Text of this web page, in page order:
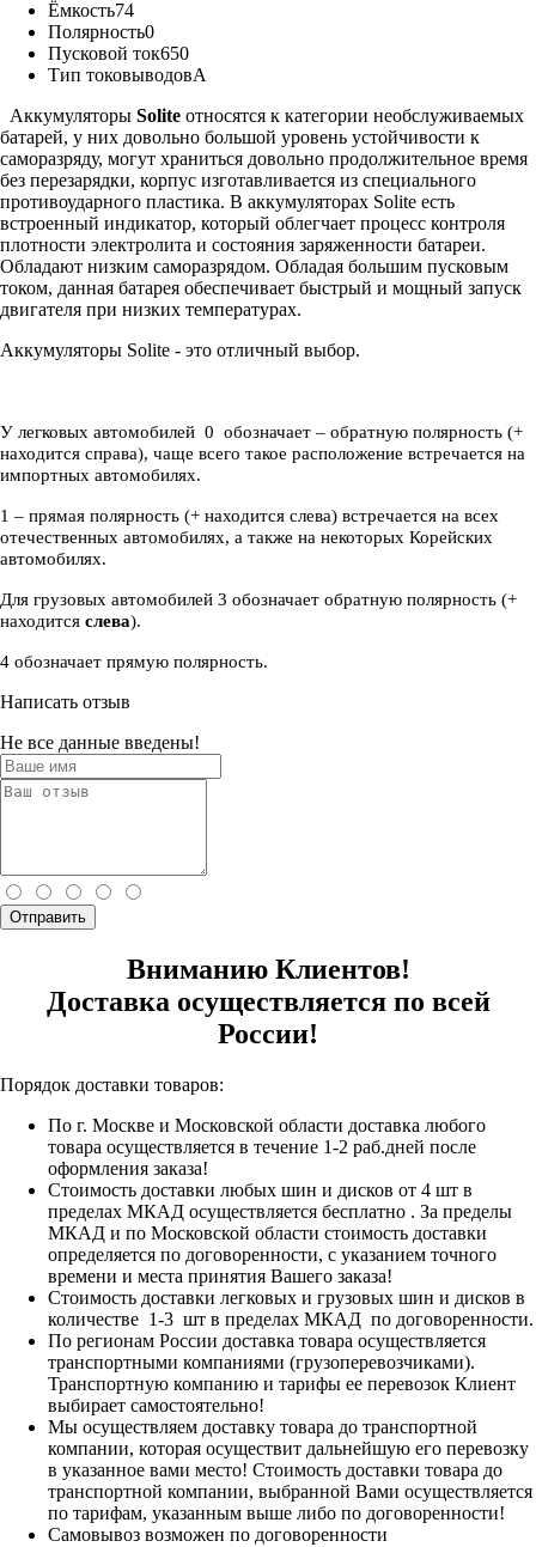
Ёмкость74
Полярность0
Пусковой ток650
Тип токовыводовA
Аккумуляторы Solite относятся к категории необслуживаемых
батарей, у них довольно большой уровень устойчивости к
саморазряду, могут храниться довольно продолжительное время
без перезарядки, корпус изготавливается из специального
противоударного пластика. В аккумуляторах Solite есть
встроенный индикатор, который облегчает процесс контроля
плотности электролита и состояния заряженности батареи.
Обладают низким саморазрядом. Обладая большим пусковым
током, данная батарея обеспечивает быстрый и мощный запуск
двигателя при низких температурах.
Аккумуляторы Solite - это отличный выбор.
У легковых автомобилей 0 обозначает – обратную полярность (+
находится справа), чаще всего такое расположение встречается на
импортных автомобилях.
1 – прямая полярность (+ находится слева) встречается на всех
отечественных автомобилях, а также на некоторых Корейских
автомобилях.
Для грузовых автомобилей 3 обозначает обратную полярность (+
находится слева).
4 обозначает прямую полярность.
Написать отзыв
Не все данные введены!
Отправить
Вниманию Клиентов!
Доставка осуществляется по всей
России!
Порядок доставки товаров:
По г. Москве и Московской области доставка любого
товара осуществляется в течение 1-2 раб.дней после
оформления заказа!
Стоимость доставки любых шин и дисков от 4 шт в
пределах МКАД осуществляется бесплатно . За пределы
МКАД и по Московской области стоимость доставки
определяется по договоренности, с указанием точного
времени и места принятия Вашего заказа!
Стоимость доставки легковых и грузовых шин и дисков в
количестве 1-3 шт в пределах МКАД по договоренности.
По регионам России доставка товара осуществляется
транспортными компаниями (грузоперевозчиками).
Транспортную компанию и тарифы ее перевозок Клиент
выбирает самостоятельно!
Мы осуществляем доставку товара до транспортной
компании, которая осуществит дальнейшую его перевозку
в указанное вами место! Стоимость доставки товара до
транспортной компании, выбранной Вами осуществляется
по тарифам, указанным выше либо по договоренности!
Самовывоз возможен по договоренности